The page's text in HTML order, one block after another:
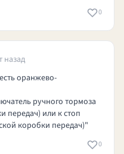
0
назад
оранжево-
ручного тормоза
передач) или к стоп
коробки передач)"
0